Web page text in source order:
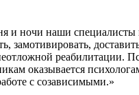
и ночи наши специалисты
замотивировать,
реабилитации.
оказывается
с созависимыми.»